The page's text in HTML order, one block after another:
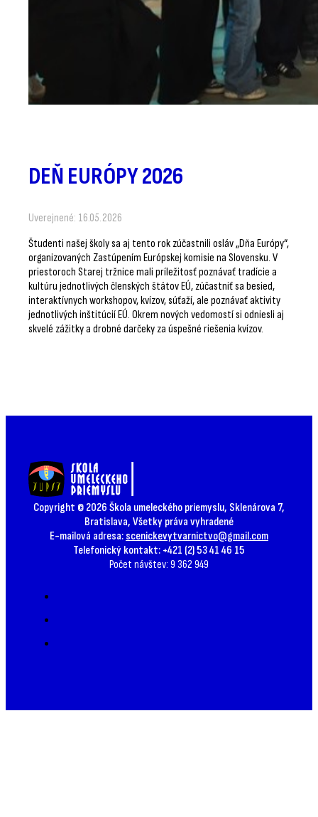
DEŇ EURÓPY 2026
Uverejnené: 16.05.2026
Študenti našej školy sa aj tento rok zúčastnili osláv „Dňa Európy“,
organizovaných Zastúpením Európskej komisie na Slovensku. V
priestoroch Starej tržnice mali príležitosť poznávať tradície a
kultúru jednotlivých členských štátov EÚ, zúčastniť sa besied,
interaktívnych workshopov, kvízov, súťaží, ale poznávať aktivity
jednotlivých inštitúcií EÚ. Okrem nových vedomostí si odniesli aj
skvelé zážitky a drobné darčeky za úspešné riešenia kvízov.
Copyright © 2026 Škola umeleckého priemyslu, Sklenárova 7,
Bratislava, Všetky práva vyhradené
E-mailová adresa: scenickevytvarnictvo@gmail.com
Telefonický kontakt: +421 (2) 53 41 46 15
Počet návštev: 9 362 949